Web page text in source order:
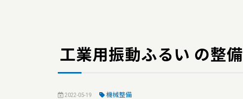
工業用振動ふるい の整備
2022-05-19 機械整備